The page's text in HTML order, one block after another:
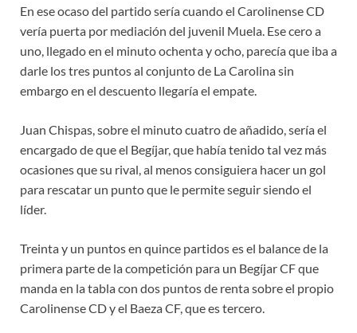
En ese ocaso del partido sería cuando el Carolinense CD
vería puerta por mediación del juvenil Muela. Ese cero a
uno, llegado en el minuto ochenta y ocho, parecía que iba a
darle los tres puntos al conjunto de La Carolina sin
embargo en el descuento llegaría el empate.
Juan Chispas, sobre el minuto cuatro de añadido, sería el
encargado de que el Begíjar, que había tenido tal vez más
ocasiones que su rival, al menos consiguiera hacer un gol
para rescatar un punto que le permite seguir siendo el
líder.
Treinta y un puntos en quince partidos es el balance de la
primera parte de la competición para un Begíjar CF que
manda en la tabla con dos puntos de renta sobre el propio
Carolinense CD y el Baeza CF, que es tercero.